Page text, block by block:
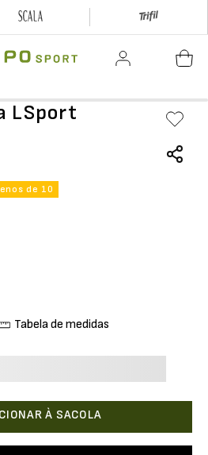
LSport
de 10
Tabela de medidas
À SACOLA